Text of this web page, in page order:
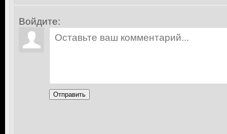
Войдите:
Отправить